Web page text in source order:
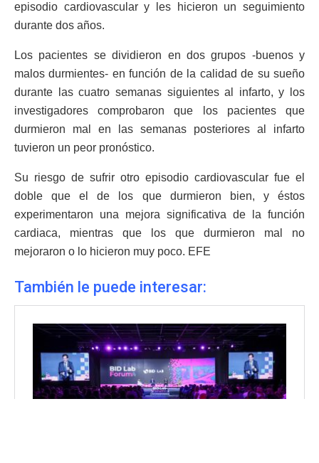
episodio cardiovascular y les hicieron un seguimiento
durante dos años.
Los pacientes se dividieron en dos grupos -buenos y
malos durmientes- en función de la calidad de su sueño
durante las cuatro semanas siguientes al infarto, y los
investigadores comprobaron que los pacientes que
durmieron mal en las semanas posteriores al infarto
tuvieron un peor pronóstico.
Su riesgo de sufrir otro episodio cardiovascular fue el
doble que el de los que durmieron bien, y éstos
experimentaron una mejora significativa de la función
cardiaca, mientras que los que durmieron mal no
mejoraron o lo hicieron muy poco. EFE
También le puede interesar: